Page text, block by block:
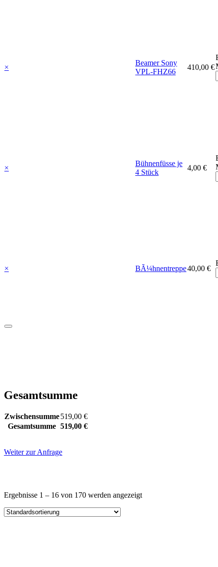
×
Beamer Sony
VPL-FHZ66
410,00 €
×
Bühnenfüsse je
4 Stück
4,00 €
× BÃ¼hnentreppe40,00 €
Gesamtsumme
Zwischensumme519,00 €
Gesamtsumme 519,00 €
Weiter zur Anfrage
Ergebnisse 1 – 16 von 170 werden angezeigt